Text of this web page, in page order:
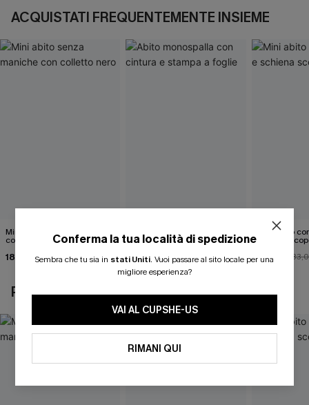
ACQUISTATI FREQUENTEMENTE INSIEME
Mini abito senza maniche
con colletto nero
18,90 €
cintura e stampa a foglie
26,90 €
Mini abito
schiena
26,00 €
POTREBBE INTERESSARTI ANCHE
Conferma la tua località di spedizione
Sembra che tu sia in stati Uniti. Vuoi passare al sito locale per una
migliore esperienza?
VAI AL CUPSHE-US
RIMANI QUI